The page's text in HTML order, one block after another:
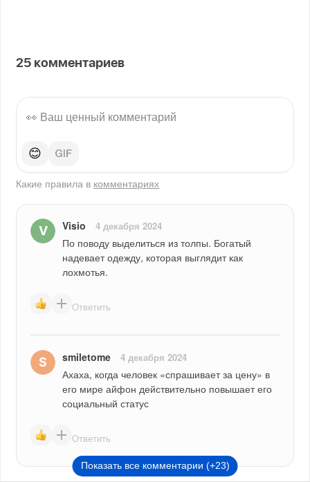
25 комментариев
😊
Какие правила в комментариях
Visio 4 декабря 2024
По поводу выделиться из толпы. Богатый
надевает одежду, которая выглядит как
лохмотья.
Ответить
smiletome 4 декабря 2024
Ахаха, когда человек «спрашивает за цену» в
его мире айфон действительно повышает его
социальный статус
Ответить
Показать все комментарии (+23)